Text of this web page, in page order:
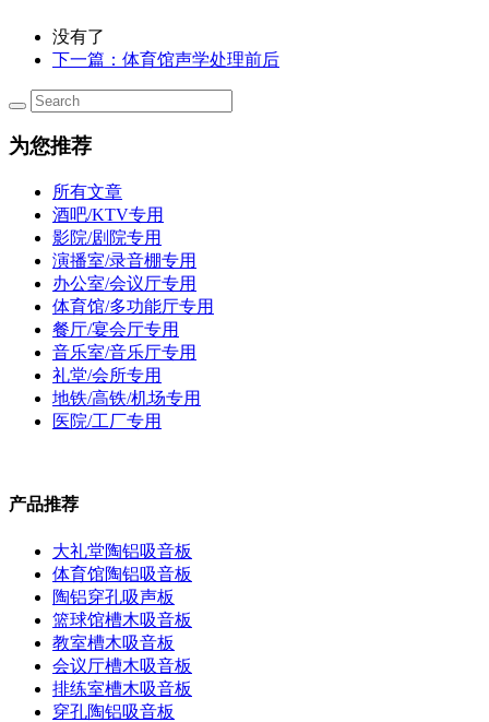
没有了
下一篇 ：体育馆声学处理前后
为您推荐
所有文章
酒吧/KTV专用
影院/剧院专用
演播室/录音棚专用
办公室/会议厅专用
体育馆/多功能厅专用
餐厅/宴会厅专用
音乐室/音乐厅专用
礼堂/会所专用
地铁/高铁/机场专用
医院/工厂专用
产品推荐
大礼堂陶铝吸音板
体育馆陶铝吸音板
陶铝穿孔吸声板
篮球馆槽木吸音板
教室槽木吸音板
会议厅槽木吸音板
排练室槽木吸音板
穿孔陶铝吸音板